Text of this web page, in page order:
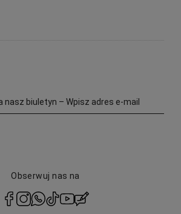
nasz biuletyn – Wpisz adres e-mail
Obserwuj nas na